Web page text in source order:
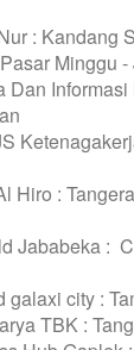
: Kandang
Minggu
Dan
Hiro :
Jababeka :
galaxi city :
TBK :